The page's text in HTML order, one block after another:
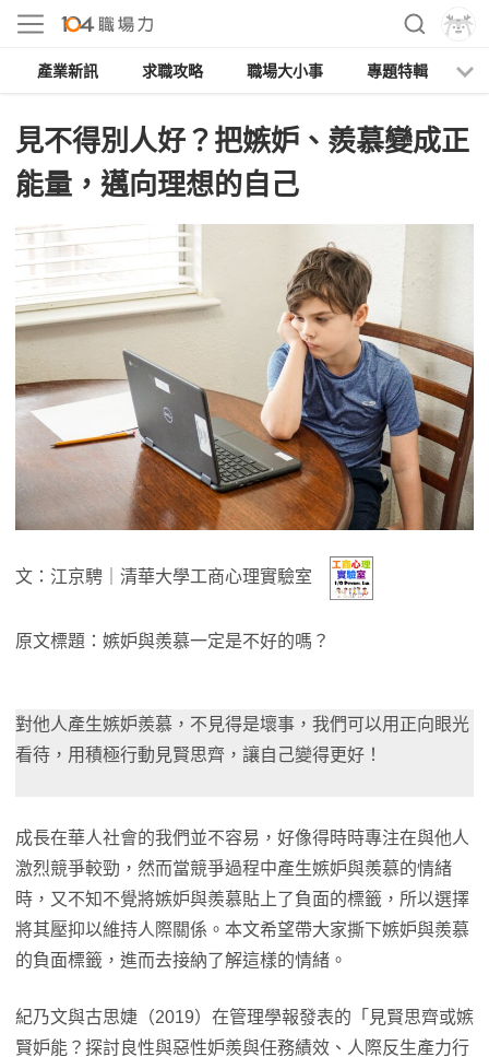
產業新訊 求職攻略 職場大小事 專題特輯
見不得別人好？把嫉妒、羨慕變成正
能量，邁向理想的自己
文：江京騁｜清華大學工商心理實驗室
原文標題：嫉妒與羨慕一定是不好的嗎？
對他人產生嫉妒羨慕，不見得是壞事，我們可以用正向眼光
看待，用積極行動見賢思齊，讓自己變得更好！
成長在華人社會的我們並不容易，好像得時時專注在與他人
激烈競爭較勁，然而當競爭過程中產生嫉妒與羨慕的情緒
時，又不知不覺將嫉妒與羨慕貼上了負面的標籤，所以選擇
將其壓抑以維持人際關係。本文希望帶大家撕下嫉妒與羨慕
的負面標籤，進而去接納了解這樣的情緒。
紀乃文與古思婕（2019）在管理學報發表的「見賢思齊或嫉
賢妒能？探討良性與惡性妒羨與任務績效、人際反生產力行